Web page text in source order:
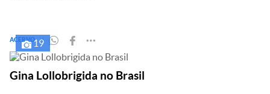
ACERVO19
Gina Lollobrigida no Brasil